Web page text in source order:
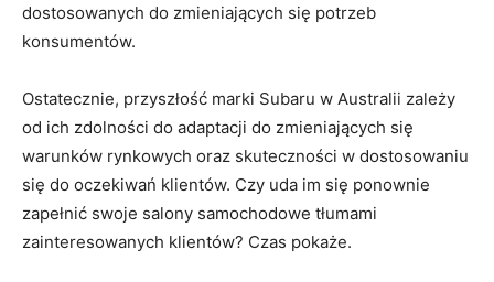
dostosowanych do zmieniających się potrzeb
konsumentów.
Ostatecznie,⁢ przyszłość marki Subaru w Australii⁤ zależy
od ich zdolności do adaptacji do ⁢zmieniających się
warunków rynkowych ‌oraz skuteczności w dostosowaniu
się do oczekiwań klientów. Czy uda im się⁣ ponownie
zapełnić swoje salony samochodowe ⁤tłumami
zainteresowanych⁣ klientów? Czas pokaże.